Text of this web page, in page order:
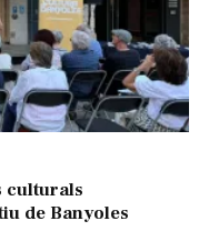
culturals
de Banyoles